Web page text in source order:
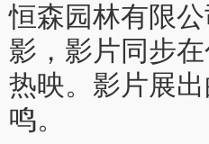
恒森园林有限
影，影片同步
热映。影片展
鸣。